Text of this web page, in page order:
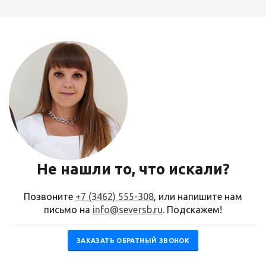
Не нашли то, что искали?
Позвоните +7 (3462) 555-308, или напишите нам
письмо на info@seversb.ru. Подскажем!
ЗАКАЗАТЬ ОБРАТНЫЙ ЗВОНОК